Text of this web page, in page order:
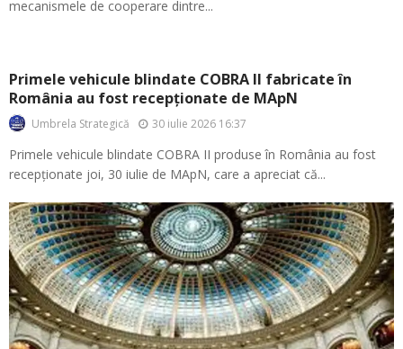
mecanismele de cooperare dintre...
Primele vehicule blindate COBRA II fabricate în
România au fost recepționate de MApN
Umbrela Strategică 30 iulie 2026 16:37
Primele vehicule blindate COBRA II produse în România au fost
recepționate joi, 30 iulie de MApN, care a apreciat că...